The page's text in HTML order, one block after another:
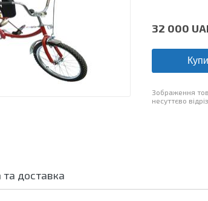
32 000
Зображення
несуттєво
доставка